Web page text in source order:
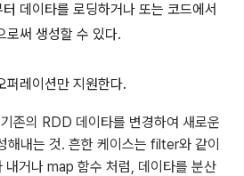
데이타를 로딩하거나 또는 코드에서
로써 생성할 수 있다.
레이션만 지원한다.
존의 RDD 데이타를 변경하여 새로운
해내는 것. 흔한 케이스는 filter와 같이
내거나 map 함수 처럼, 데이타를 분산